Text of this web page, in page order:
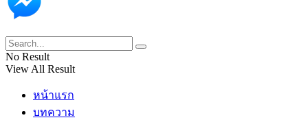
No Result
View All Result
หน้าแรก
บทความ